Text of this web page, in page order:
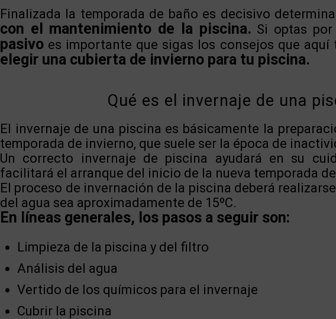
Finalizada la temporada de baño es decisivo
con el mantenimiento de la piscina. Si optas
pasivo es importante que sigas los consejos que aquí
elegir una cubierta de invierno para tu piscina.
Qué es el invernaje de una
El invernaje de una piscina es básicamente la
temporada de invierno, que suele ser la época de
Un correcto invernaje de piscina ayudará en su
facilitará el arranque del inicio de la nueva temporada
El proceso de invernación de la piscina deberá
del agua sea aproximadamente de 15ºC.
En líneas generales, los pasos a seguir son:
Limpieza de la piscina y del filtro
Análisis del agua
Vertido de los químicos para el invernaje
Cubrir la piscina